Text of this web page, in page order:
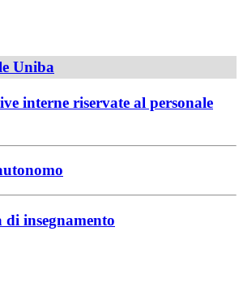
Uniba
interne riservate al personale
di insegnamento